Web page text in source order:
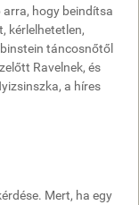
hogy beindítsa
kérlelhetetlen,
táncosnőtől
Ravelnek, és
a híres
Mert, ha egy